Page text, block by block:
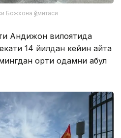
Божхона қўмитаси
Андижон вилоятида
14 йилдан кейин қайта
ортиқ одамни қабул